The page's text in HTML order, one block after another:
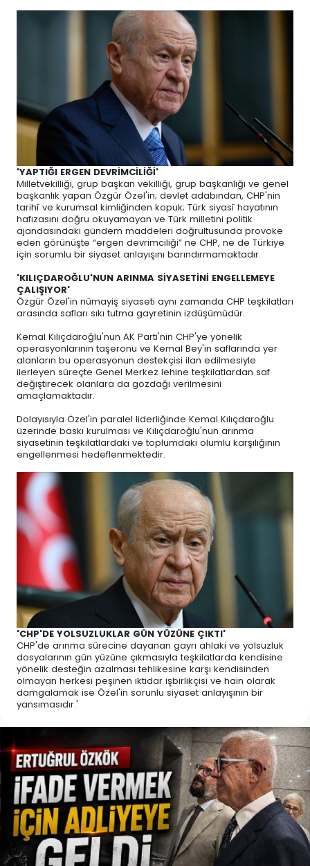
'YAPTIĞI ERGEN DEVRİMCİLİĞİ'
Milletvekilliği, grup başkan vekilliği, grup başkanlığı ve genel
başkanlık yapan Özgür Özel'in; devlet adabından, CHP'nin
tarihî ve kurumsal kimliğinden kopuk; Türk siyasî hayatının
hafızasını doğru okuyamayan ve Türk milletini politik
ajandasındaki gündem maddeleri doğrultusunda provoke
eden görünüşte “ergen devrimciliği” ne CHP, ne de Türkiye
için sorumlu bir siyaset anlayışını barındırmamaktadır.
'KILIÇDAROĞLU'NUN ARINMA SİYASETİNİ ENGELLEMEYE
ÇALIŞIYOR'
Özgür Özel'in nümayiş siyaseti aynı zamanda CHP teşkilatları
arasında safları sıkı tutma gayretinin izdüşümüdür.
Kemal Kılıçdaroğlu'nun AK Parti'nin CHP'ye yönelik
operasyonlarının taşeronu ve Kemal Bey'in saflarında yer
alanların bu operasyonun destekçisi ilan edilmesiyle
ilerleyen süreçte Genel Merkez lehine teşkilatlardan saf
değiştirecek olanlara da gözdağı verilmesini
amaçlamaktadır.
Dolayısıyla Özel'in paralel liderliğinde Kemal Kılıçdaroğlu
üzerinde baskı kurulması ve Kılıçdaroğlu'nun arınma
siyasetinin teşkilatlardaki ve toplumdaki olumlu karşılığının
engellenmesi hedeflenmektedir.
'CHP'DE YOLSUZLUKLAR GÜN YÜZÜNE ÇIKTI'
CHP'de arınma sürecine dayanan gayrı ahlaki ve yolsuzluk
dosyalarının gün yüzüne çıkmasıyla teşkilatlarda kendisine
yönelik desteğin azalması tehlikesine karşı kendisinden
olmayan herkesi peşinen iktidar işbirlikçisi ve hain olarak
damgalamak ise Özel'in sorunlu siyaset anlayışının bir
yansımasıdır.'